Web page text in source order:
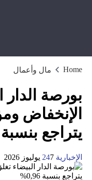
Home مال وأعمال
بورصة الدار
الإنخفاض
يتراجع بنسبة 0,96%
الإخبارية 24 7 يوليوز 2026